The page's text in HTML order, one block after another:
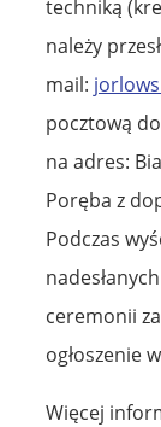
techniką
należy
mail:
pocztową
na adres:
Poręba z
Podczas
ceremonii
ogłoszenie
Więcej